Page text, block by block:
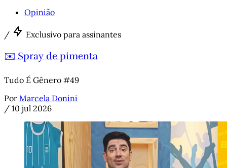
Opinião
/ Exclusivo para assinantes
✉️ Spray de pimenta
Tudo É Gênero #49
Por Marcela Donini
/ 10 jul 2026